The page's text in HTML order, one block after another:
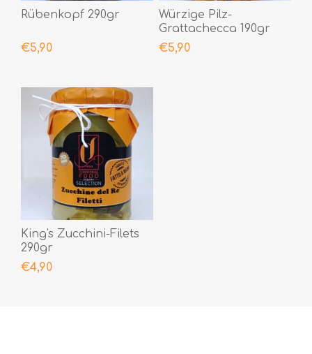
Rübenkopf 290gr
€5,90
Würzige Pilz-
Grattachecca 190gr
€5,90
King's Zucchini-Filets
290gr
€4,90